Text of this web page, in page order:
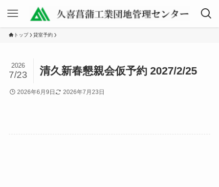
トップ 貸室予約
清久新春懇親会仮予約 2027/2/25
2026
7/23
2026年6月9日 2026年7月23日